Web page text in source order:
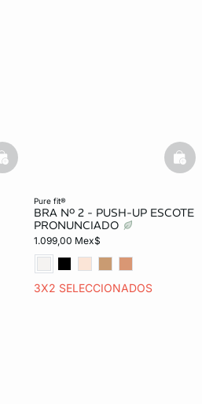
basketfull
pure fit®
BRA Nº 2 - PUSH-UP ESCOTE
PRONUNCIADO
1.099,00 Mex$
3X2 SELECCIONADOS